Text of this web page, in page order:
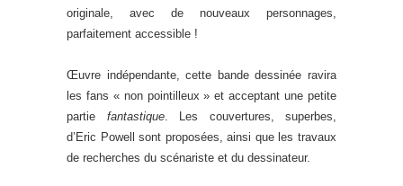
originale, avec de nouveaux personnages,
parfaitement accessible !
Œuvre indépendante, cette bande dessinée ravira
les fans « non pointilleux » et acceptant une petite
partie fantastique. Les couvertures, superbes,
d’Eric Powell sont proposées, ainsi que les travaux
de recherches du scénariste et du dessinateur.